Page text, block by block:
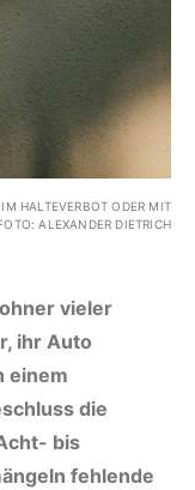
HALTEVERBOT ODER MIT
ALEXANDER DIETRICH
vieler
ihr Auto
einem
die
bis
fehlende